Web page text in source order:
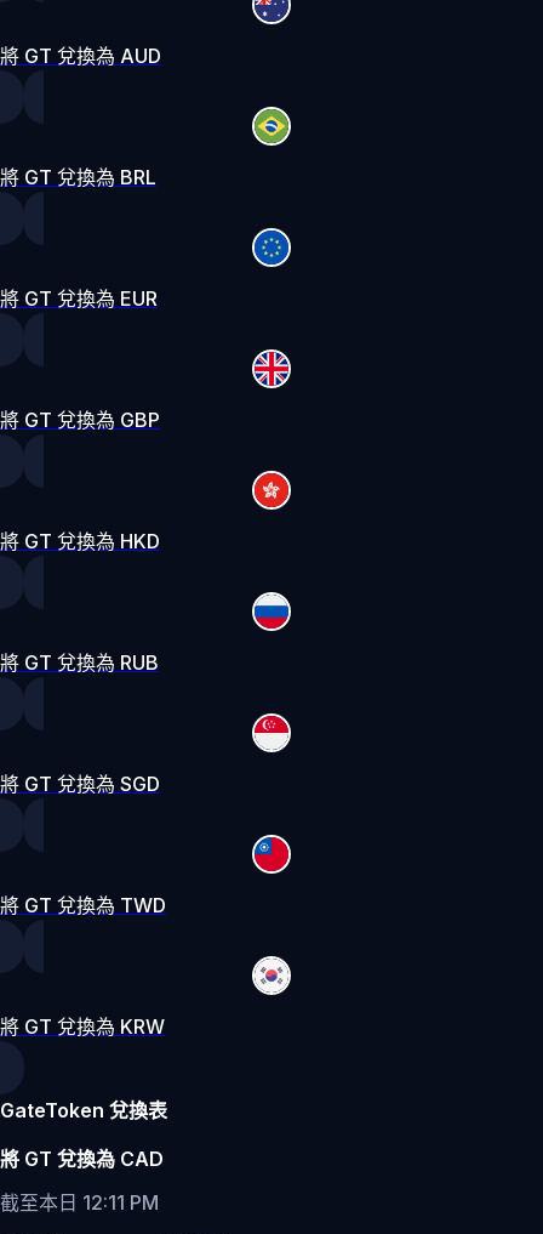
將 GT 兌換為 AUD
將 GT 兌換為 BRL
將 GT 兌換為 EUR
將 GT 兌換為 GBP
將 GT 兌換為 HKD
將 GT 兌換為 RUB
將 GT 兌換為 SGD
將 GT 兌換為 TWD
將 GT 兌換為 KRW
GateToken 兌換表
將 GT 兌換為 CAD
截至本日 12:11 PM